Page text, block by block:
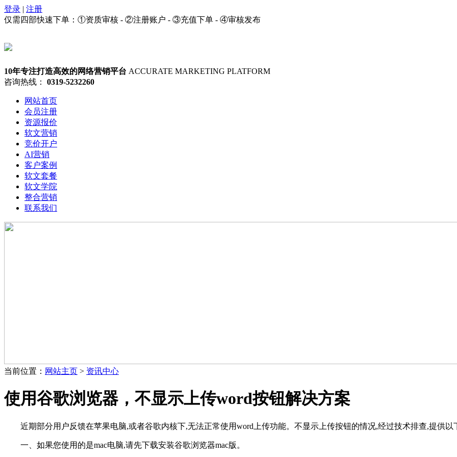
登录 | 注册
仅需四部快速下单：①资质审核 - ②注册账户 - ③充值下单 - ④审核发布
10年专注打造高效的网络营销平台 ACCURATE MARKETING PLATFORM
咨询热线：
0319-5232260
网站首页
会员注册
资源报价
软文营销
竞价开户
AI营销
客户案例
软文套餐
软文学院
整合营销
联系我们
当前位置： 网站主页 > 资讯中心
使用谷歌浏览器，不显示上传word按钮解决方案
近期部分用户反馈在苹果电脑,或者谷歌内核下,无法正常使用word上传功能。不显示上传按钮的情况,经过技术排查,提供以
一、如果您使用的是mac电脑,请先下载安装谷歌浏览器mac版。